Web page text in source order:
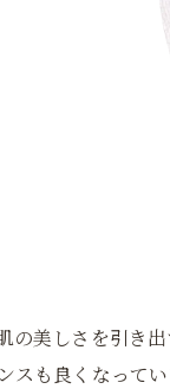
の美しさを引き
スも良くなって